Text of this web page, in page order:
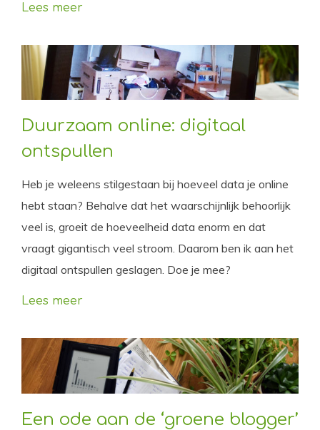
Lees meer
Duurzaam online: digitaal
ontspullen
Heb je weleens stilgestaan bij hoeveel data je online
hebt staan? Behalve dat het waarschijnlijk behoorlijk
veel is, groeit de hoeveelheid data enorm en dat
vraagt gigantisch veel stroom. Daarom ben ik aan het
digitaal ontspullen geslagen. Doe je mee?
Lees meer
Een ode aan de ‘groene blogger’